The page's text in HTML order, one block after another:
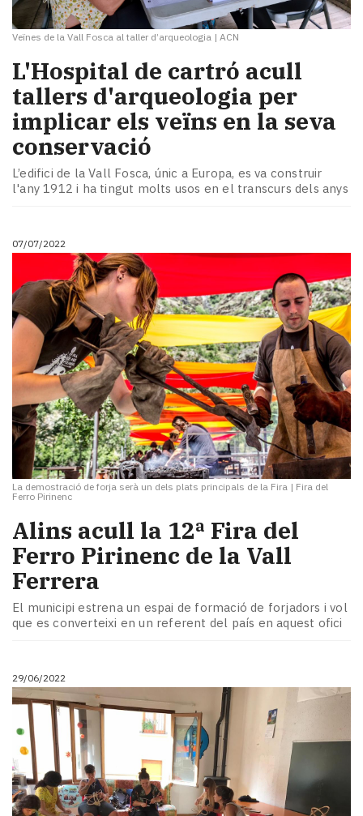
Veïnes de la Vall Fosca al taller d’arqueologia | ACN
​L'Hospital de cartró acull
tallers d'arqueologia per
implicar els veïns en la seva
conservació
L’edifici de la Vall Fosca, únic a Europa, es va construir
l'any 1912 i ha tingut molts usos en el transcurs dels anys
07/07/2022
La demostració de forja serà un dels plats principals de la Fira | Fira del
Ferro Pirinenc
Alins acull la 12ª Fira del
Ferro Pirinenc de la Vall
Ferrera
El municipi estrena un espai de formació de forjadors i vol
que es converteixi en un referent del país en aquest ofici
29/06/2022